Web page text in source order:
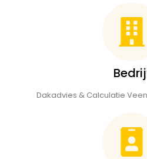
Dakadvies & Calculatie